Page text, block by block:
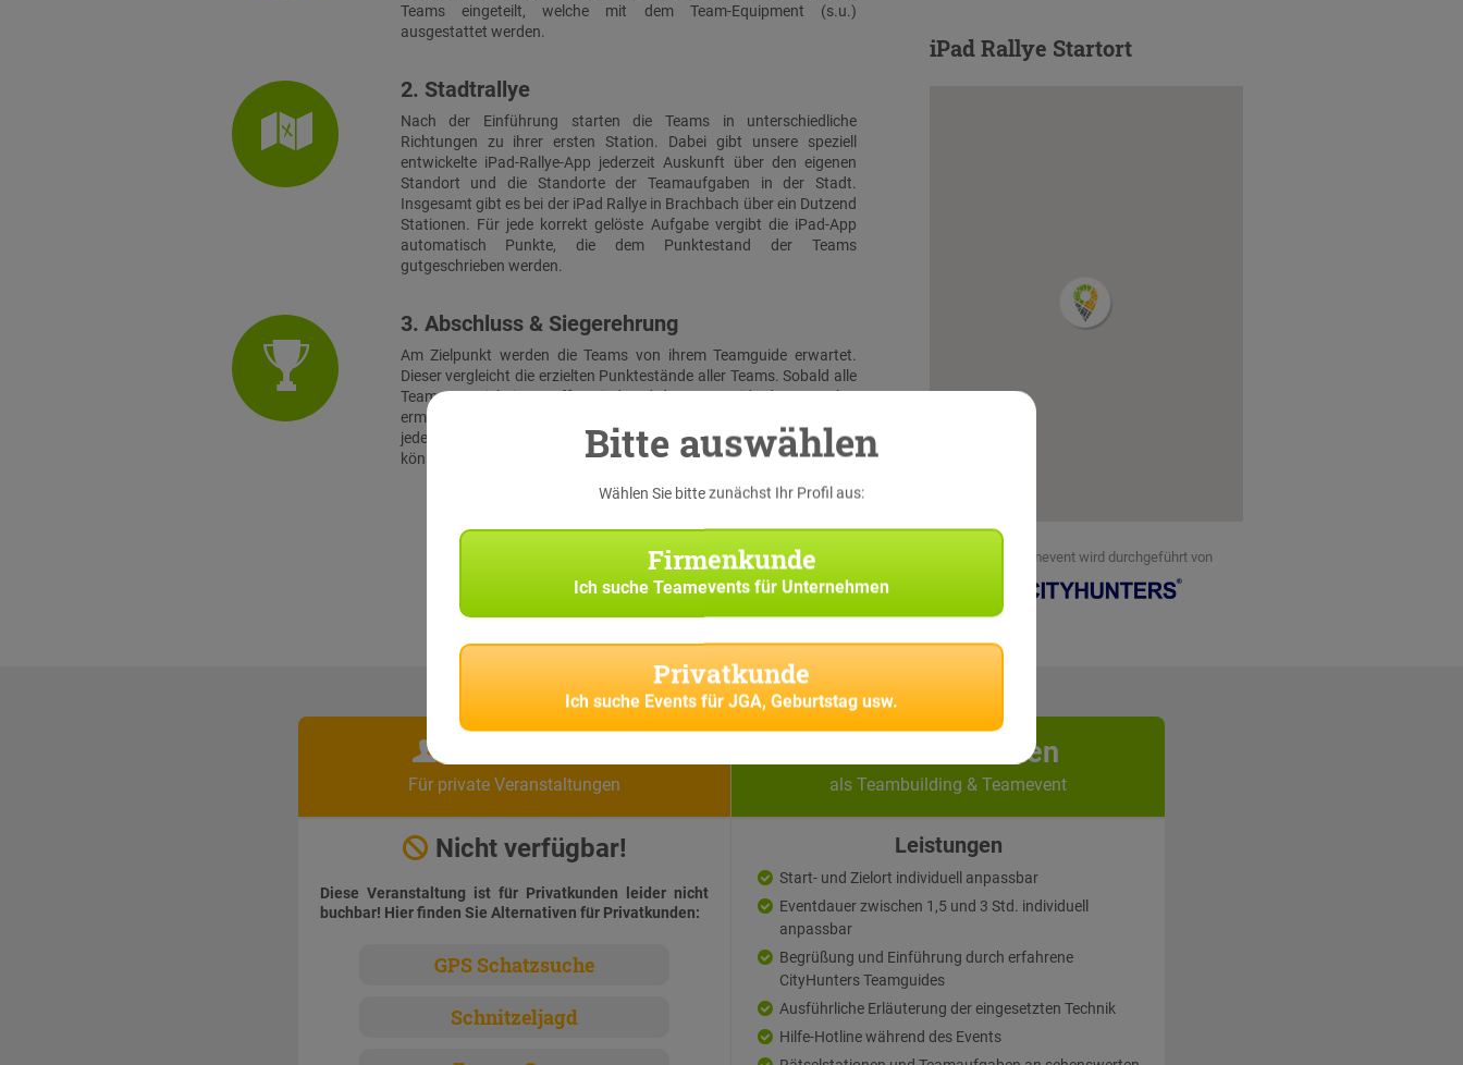
Teams eingeteilt, welche mit dem Team-Equipment (s.u.)
ausgestattet werden.
2. Stadtrallye
Nach der Einführung starten die Teams in unterschiedliche
Richtungen zu ihrer ersten Station. Dabei gibt unsere speziell
entwickelte iPad-Rallye-App jederzeit Auskunft über den eigenen
Standort und die Standorte der Teamaufgaben in der Stadt.
Insgesamt gibt es bei der iPad Rallye in Brachbach über ein Dutzend
Stationen. Für jede korrekt gelöste Aufgabe vergibt die iPad-App
automatisch Punkte, die dem Punktestand der Teams
gutgeschrieben werden.
3. Abschluss & Siegerehrung
Am Zielpunkt werden die Teams von ihrem Teamguide erwartet.
Dieser vergleicht die erzielten Punktestände aller Teams. Sobald alle
Teams am Ziel eingetroffen sind und der Teamguide deren Punkte
ermittet hat, findet die Siegerehrung statt. Zur Belohnung erhält
jeder Teilnehmer eine Urkunde. Darüber hinausgehende Siegerpreise
können optional gebucht oder selbst bereitgestellt werden.
iPad Rallye Startort
Dieses Teamevent wird durchgeführt von
Privatkunden
Für private Veranstaltungen
Firmenkunden
als Teambuilding & Teamevent
Nicht verfügbar!
Diese Veranstaltung ist für Privatkunden leider nicht
buchbar! Hier finden Sie Alternativen für Privatkunden:
GPS Schatzsuche
Schnitzeljagd
Leistungen
Start- und Zielort individuell anpassbar
Eventdauer zwischen 1,5 und 3 Std. individuell
anpassbar
Begrüßung und Einführung durch erfahrene
CityHunters Teamguides
Ausführliche Erläuterung der eingesetzten Technik
Hilfe-Hotline während des Events
Bitte auswählen
Wählen Sie bitte zunächst Ihr Profil aus:
Firmenkunde
Ich suche Teamevents für Unternehmen
Privatkunde
Ich suche Events für JGA, Geburtstag usw.